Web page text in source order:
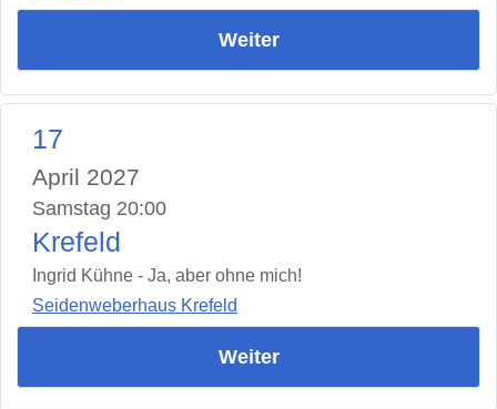
Weiter
17
April 2027
Samstag 20:00
Krefeld
Ingrid Kühne - Ja, aber ohne mich!
Seidenweberhaus Krefeld
Weiter